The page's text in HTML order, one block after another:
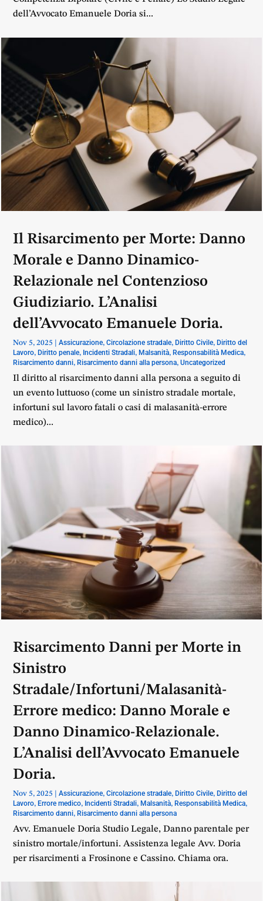
dell’Avvocato Emanuele Doria si...
Il Risarcimento per Morte: Danno
Morale e Danno Dinamico-
Relazionale nel Contenzioso
Giudiziario. L’Analisi
dell’Avvocato Emanuele Doria.
Nov 5, 2025 |Assicurazione,Circolazione stradale, Diritto Civile, Diritto del
Lavoro, Diritto penale, Incidenti Stradali, Malsanità, Responsabilità Medica,
Risarcimento danni, Risarcimento danni alla persona,Uncategorized
Il diritto al risarcimento danni alla persona a seguito di
un evento luttuoso (come un sinistro stradale mortale,
infortuni sul lavoro fatali o casi di malasanità-errore
medico)...
Risarcimento Danni per Morte in
Sinistro
Stradale/Infortuni/Malasanità-
Errore medico: Danno Morale e
Danno Dinamico-Relazionale.
L’Analisi dell’Avvocato Emanuele
Doria.
Nov 5, 2025 |Assicurazione,Circolazione stradale, Diritto Civile, Diritto del
Lavoro, Errore medico, Incidenti Stradali, Malsanità, Responsabilità Medica,
Risarcimento danni, Risarcimento danni alla persona
Avv. Emanuele Doria Studio Legale, Danno parentale per
sinistro mortale/infortuni. Assistenza legale Avv. Doria
per risarcimenti a Frosinone e Cassino. Chiama ora.